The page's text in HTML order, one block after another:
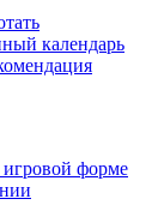
календарь
форме